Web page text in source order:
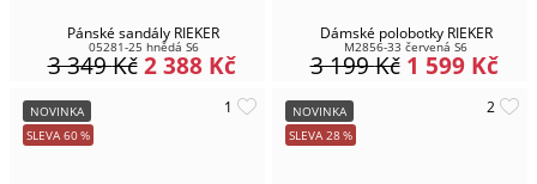
Pánské sandály RIEKER
05281-25 hnědá S6
2 388 Kč
3 349Kč
Dámské polobotky RIEKER
M2856-33 červená S6
1 599 Kč
3 199Kč
NOVINKA
SLEVA 60%
NOVINKA
SLEVA 28%